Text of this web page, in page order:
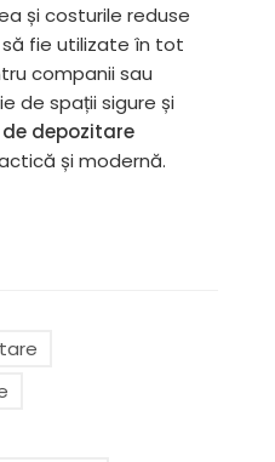
și costurile reduse
fie utilizate în tot
companii sau
de spații sigure și
depozitare
și modernă.